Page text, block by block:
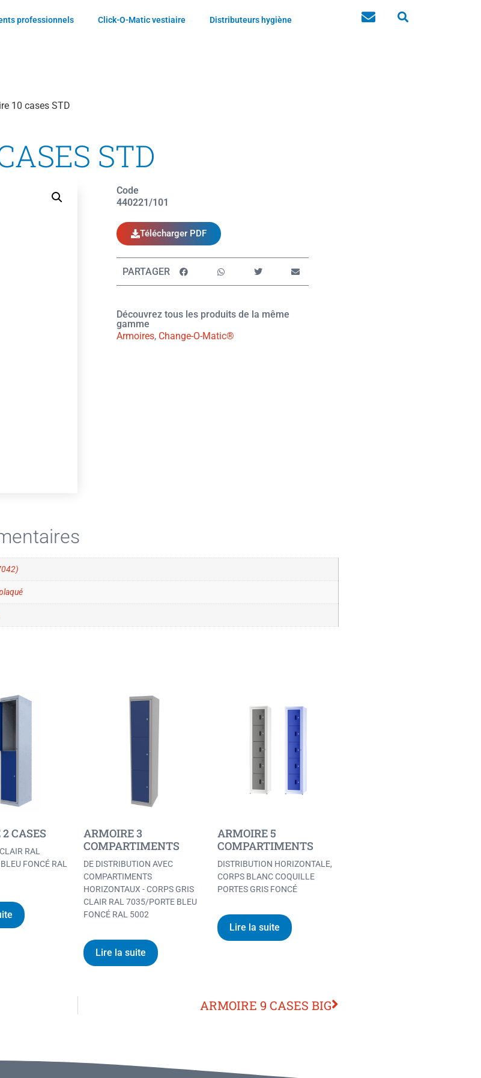
professionnels Click-O-Matic vestiaire Distributeurs hygiène
10 cases STD
STD
Code
440221/101
Télécharger PDF
PARTAGER
Découvrez tous les produits de la même
gamme
Armoires, Change-O-Matic®
CASES
RAL
FONCÉ RAL
ARMOIRE 3
COMPARTIMENTS
DE DISTRIBUTION AVEC
COMPARTIMENTS
HORIZONTAUX - CORPS GRIS
CLAIR RAL 7035/PORTE BLEU
FONCÉ RAL 5002
Lire la suite
ARMOIRE 5
COMPARTIMENTS
DISTRIBUTION HORIZONTALE,
CORPS BLANC COQUILLE
PORTES GRIS FONCÉ
Lire la suite
ARMOIRE 9 CASES BIG